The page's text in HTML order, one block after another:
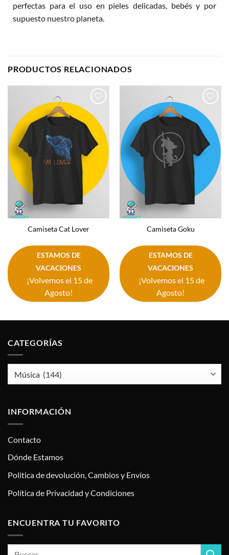
perfectas para el uso en pieles delicadas, bebés y por
supuesto nuestro planeta.
PRODUCTOS RELACIONADOS
Añadir
a la
lista de
deseos
Camiseta Cat Lover
ESTAMOS DE
VACACIONES
¡Volvemos el 15 de
Agosto!
Añadir
a la
lista de
deseos
Camiseta Goku
ESTAMOS DE
VACACIONES
¡Volvemos el 15 de
Agosto!
CATEGORÍAS
INFORMACIÓN
Contacto
Dónde Estamos
Politica de devolución, Cambios y Envíos
Política de Privacidad y Condiciones
ENCUENTRA TU FAVORITO